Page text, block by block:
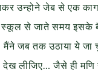
उन्होने जेब से एक
स्कूल से जाते समय इसके
मैंने जब तक उठाया ये
लीजिए… जैसे ही मणि